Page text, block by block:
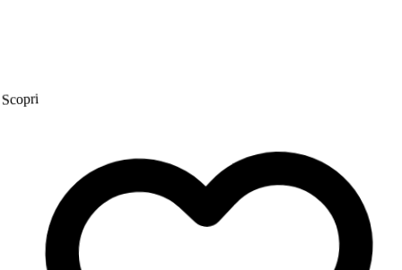
Scopri